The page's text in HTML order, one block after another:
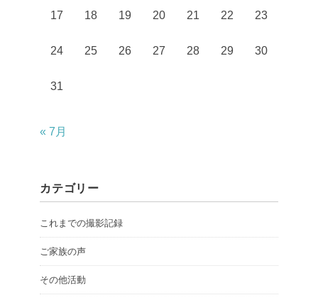
17 18 19 20 21 22 23
24 25 26 27 28 29 30
31
« 7月
カテゴリー
これまでの撮影記録
ご家族の声
その他活動